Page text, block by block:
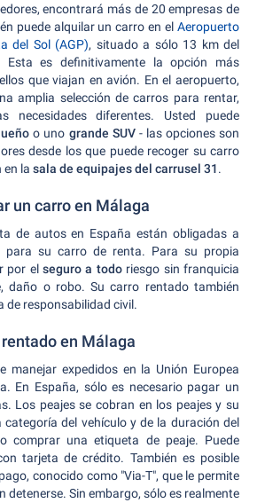
encontrará más de 20 empresas de
puede alquilar un carro en el Aeropuerto
del Sol (AGP), situado a sólo 13 km del
es definitivamente la opción más
que viajan en avión. En el aeropuerto,
amplia selección de carros para rentar,
necesidades diferentes. Usted puede
o uno grande SUV - las opciones son
desde los que puede recoger su carro
en la sala de equipajes del carrusel 31.
un carro en Málaga
de autos en España están obligadas a
para su carro de renta. Para su propia
por el seguro a todoriesgo sin franquicia
daño o robo. Su carro rentado también
de responsabilidad civil.
en Málaga
manejar expedidos en la Unión Europea
En España, sólo es necesario pagar un
Los peajes se cobran en los peajes y su
categoría del vehículo y de la duración del
comprar una etiqueta de peaje. Puede
tarjeta de crédito. También es posible
conocido como "Via-T", que le permite
detenerse. Sin embargo, sólo es realmente